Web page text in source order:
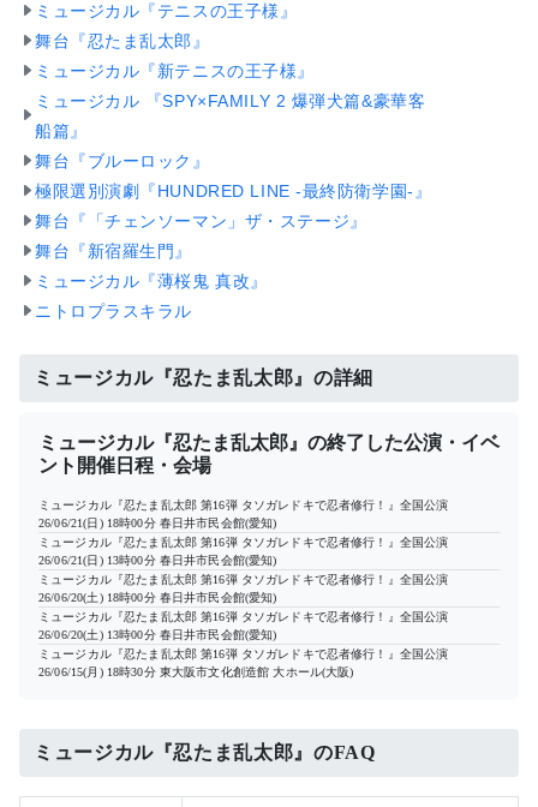
ミュージカル『テニスの王子様』
舞台『忍たま乱太郎』
ミュージカル『新テニスの王子様』
ミュージカル 『SPY×FAMILY 2 爆弾犬篇&豪華客
船篇』
舞台『ブルーロック』
極限選別演劇『HUNDRED LINE -最終防衛学園-』
舞台『「チェンソーマン」ザ・ステージ』
舞台『新宿羅生門』
ミュージカル『薄桜鬼 真改』
ニトロプラスキラル
ミュージカル『忍たま乱太郎』の詳細
ミュージカル『忍たま乱太郎』の終了した公演・イベ
ント開催日程・会場
ミュージカル『忍たま乱太郎 第16弾 タソガレドキで忍者修行！』全国公演
26/06/21(日) 18時00分 春日井市民会館(愛知)
ミュージカル『忍たま乱太郎 第16弾 タソガレドキで忍者修行！』全国公演
26/06/21(日) 13時00分 春日井市民会館(愛知)
ミュージカル『忍たま乱太郎 第16弾 タソガレドキで忍者修行！』全国公演
26/06/20(土) 18時00分 春日井市民会館(愛知)
ミュージカル『忍たま乱太郎 第16弾 タソガレドキで忍者修行！』全国公演
26/06/20(土) 13時00分 春日井市民会館(愛知)
ミュージカル『忍たま乱太郎 第16弾 タソガレドキで忍者修行！』全国公演
26/06/15(月) 18時30分 東大阪市文化創造館 大ホール(大阪)
ミュージカル『忍たま乱太郎』のFAQ